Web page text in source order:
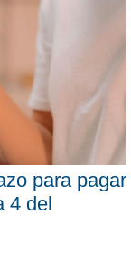
para pagar
4 del